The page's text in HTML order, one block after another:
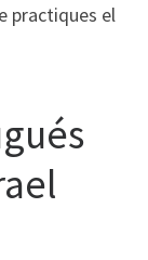
practiques el